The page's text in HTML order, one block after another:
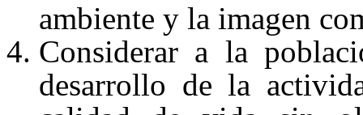
ambiente y la imagen
Considerar a la
desarrollo de la